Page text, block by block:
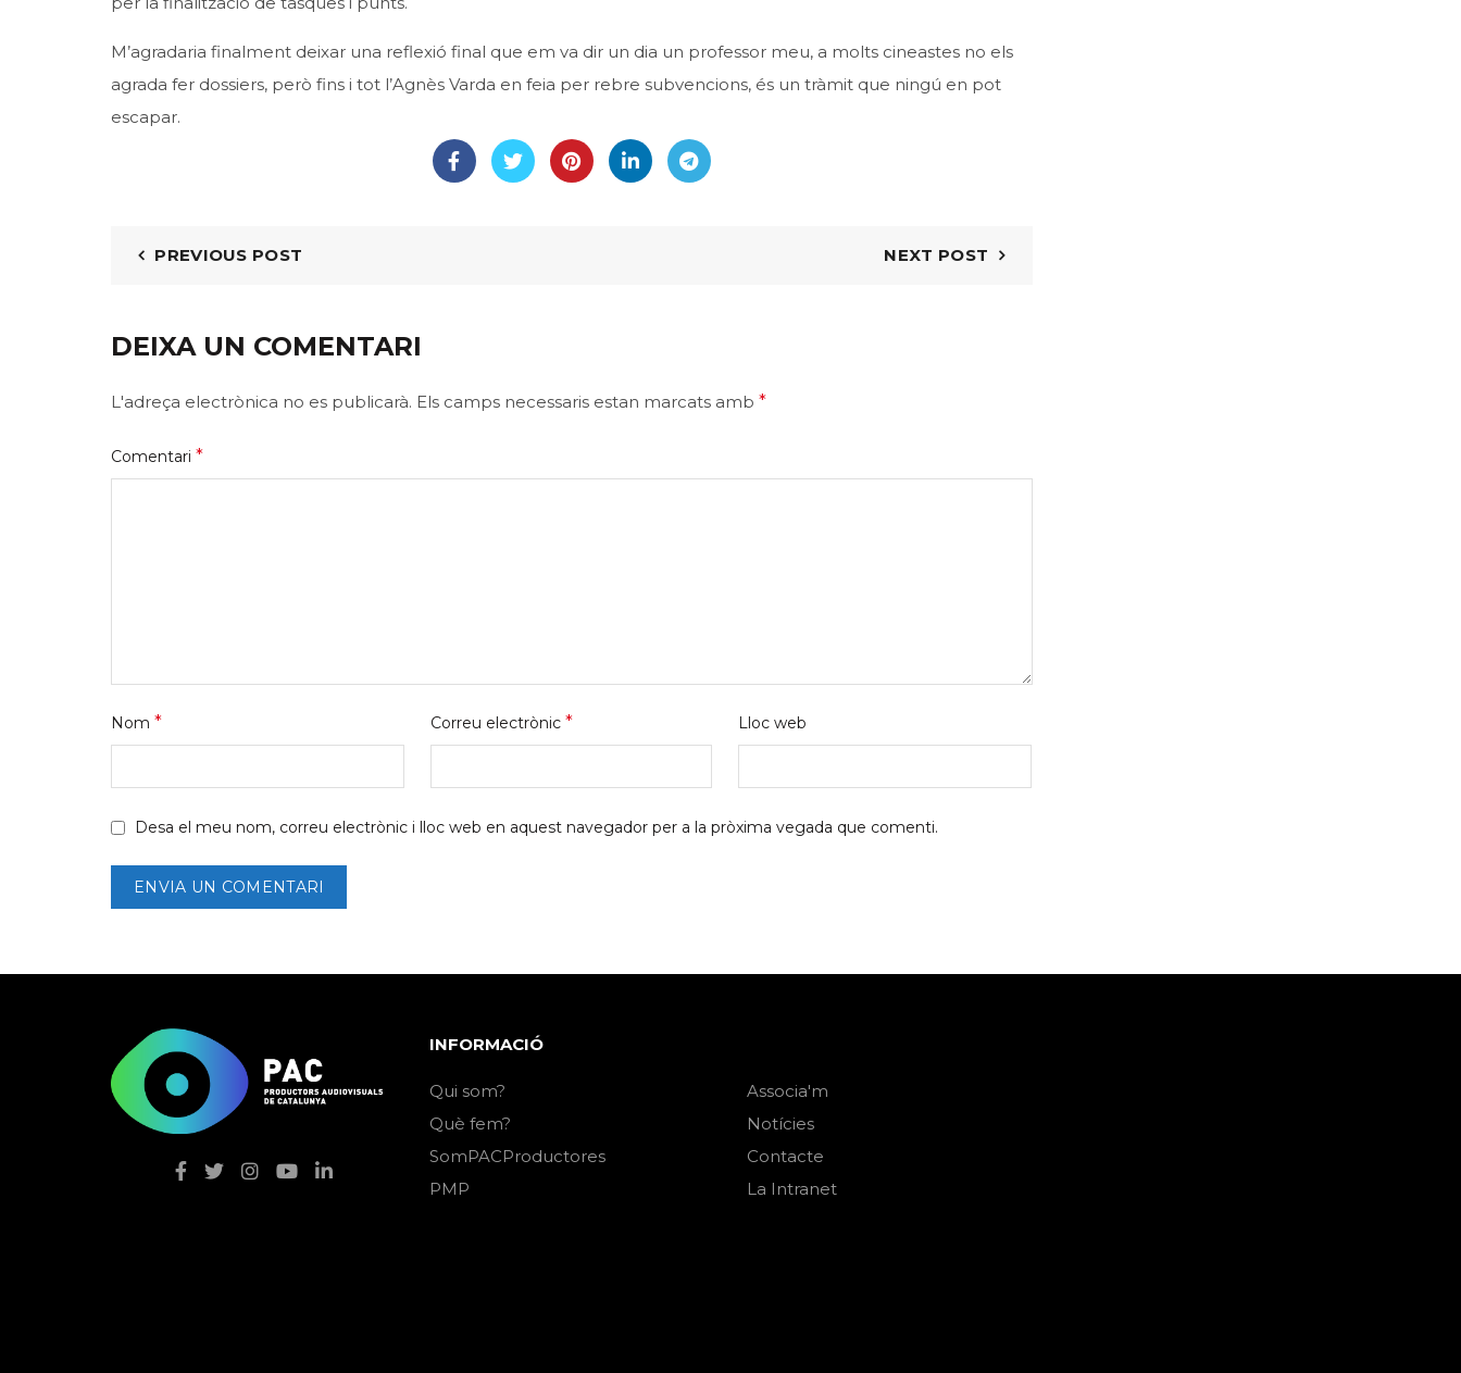
M’agradaria finalment deixar una reflexió final que em va dir un dia un professor meu, a molts cineastes no els
agrada fer dossiers, però fins i tot l’Agnès Varda en feia per rebre subvencions, és un tràmit que ningú en pot
escapar.
PREVIOUS POST NEXT POST
DEIXA UN COMENTARI
L'adreça electrònica no es publicarà. Els camps necessaris estan marcats amb *
Comentari *
Nom * Correu electrònic * Lloc web
Desa el meu nom, correu electrònic i lloc web en aquest navegador per a la pròxima vegada que comenti.
INFORMACIÓ
Qui som?
Què fem?
SomPACProductores
PMP
Associa'm
Notícies
Contacte
La Intranet